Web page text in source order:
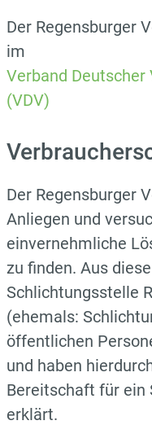
Der Regensburger
im
Verband
(VDV)
Der Regensburger
Anliegen und
einvernehmliche
zu finden. Aus
Schlichtungsstelle
(ehemals:
öffentlichen
und haben
Bereitschaft für ein
erklärt.